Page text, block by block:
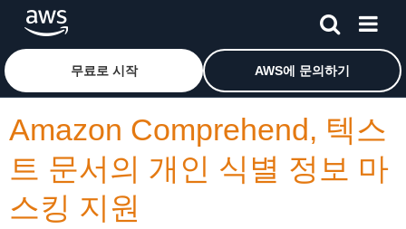
메인 콘텐츠로 건너뛰기Amazon Web Services 홈 페이지로 돌아가려면 여기를 클
무료로 시작 AWS에 문의하기
Amazon Comprehend, 텍스
트 문서의 개인 식별 정보 마
스킹 지원